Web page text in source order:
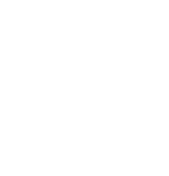
費(含稅)
費(含稅)